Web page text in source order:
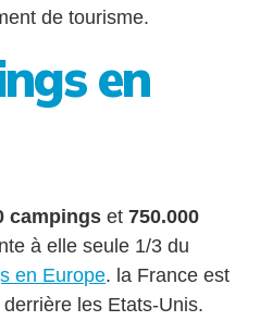
de tourisme.
en
campings et750.000
à elle seule 1/3 du
en Europe. la France est
les Etats-Unis.